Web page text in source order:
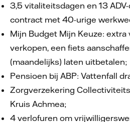
3,5 vitaliteitsdagen en 13
contract met 40-urige
Mijn Budget Mijn Keuze: extra
verkopen, een fiets
(maandelijks) laten uitbetalen;
Pensioen bij ABP: Vattenfall
Zorgverzekering
Kruis Achmea;
4 verlofuren om